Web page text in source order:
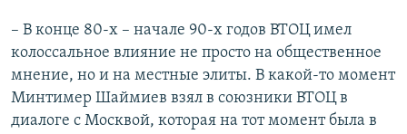
– В конце 80-х – начале 90-х годов ВТОЦ имел
колоссальное влияние не просто на общественное
мнение, но и на местные элиты. В какой-то момент
Минтимер Шаймиев взял в союзники ВТОЦ в
диалоге с Москвой, которая на тот момент была в